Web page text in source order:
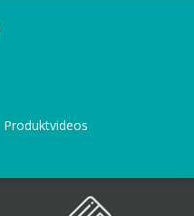
Produktvideos